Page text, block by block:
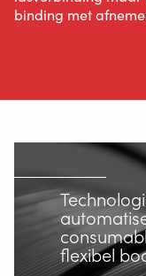
Wire Feeding
Over Valk
Support
Video's
Nieuws
binding met
flexibel